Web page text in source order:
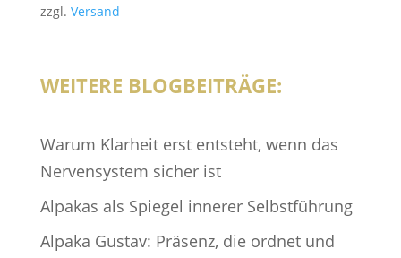
zzgl. Versand
WEITERE BLOGBEITRÄGE:
Warum Klarheit erst entsteht, wenn das
Nervensystem sicher ist
Alpakas als Spiegel innerer Selbstführung
Alpaka Gustav: Präsenz, die ordnet und